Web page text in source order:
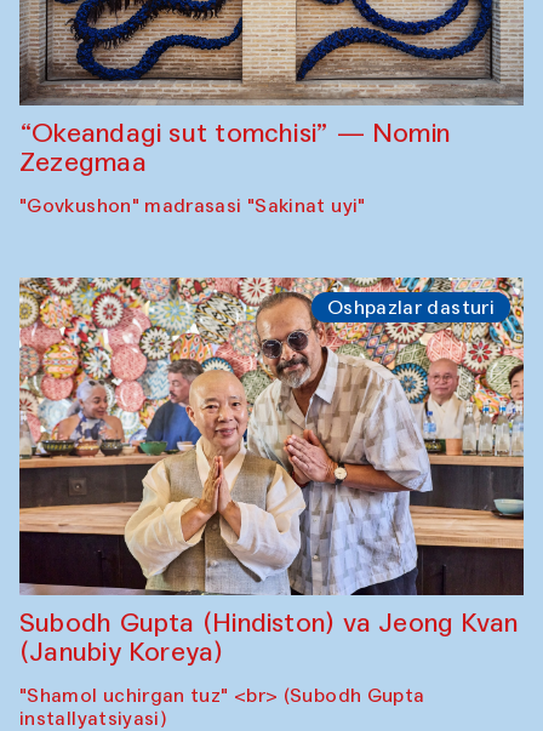
“Okeandagi sut tomchisi” — Nomin
Zezegmaa
"Govkushon" madrasasi "Sakinat uyi"
Oshpazlar dasturi
Subodh Gupta (Hindiston) va Jeong Kvan
(Janubiy Koreya)
"Shamol uchirgan tuz" <br> (Subodh Gupta
installyatsiyasi)